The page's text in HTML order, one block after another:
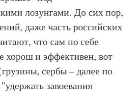
лозунгами. До сих пор,
даже часть российских
что сам по себе
хорош и эффективен, вот
сербы – далее по
завоевания